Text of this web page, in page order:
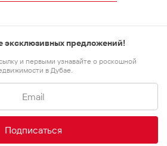
эксклюзивных предложений!
и первыми узнавайте о роскошной
в Дубае.
Подписаться